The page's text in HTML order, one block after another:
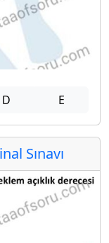
D E
Sınavı